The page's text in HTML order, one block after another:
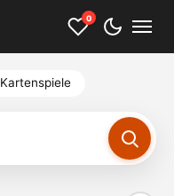
0
Kartenspiele